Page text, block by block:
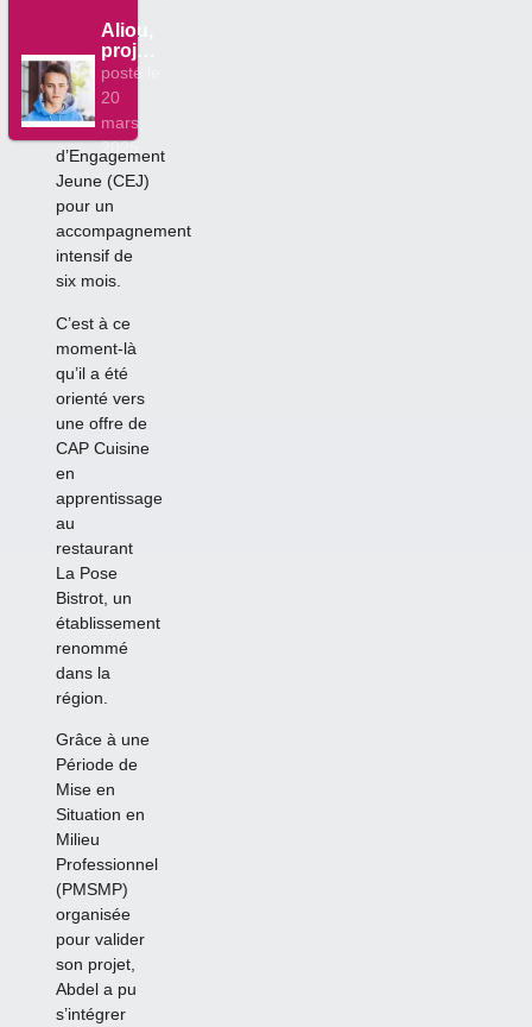
Après cette
première
étape, il a
intégré le
Contrat
d’Engagement
Jeune (CEJ)
pour un
accompagnement
intensif de
six mois.
C’est à ce
moment-là
qu’il a été
orienté vers
une offre de
CAP Cuisine
en
apprentissage
au
restaurant
La Pose
Bistrot, un
établissement
renommé
dans la
région.
Grâce à une
Période de
Mise en
Situation en
Milieu
Professionnel
(PMSMP)
organisée
pour valider
son projet,
Abdel a pu
s’intégrer
l’industrie
Aliou,
projet
profes
sionn
réussi
te
posté le
20
mars,
2025